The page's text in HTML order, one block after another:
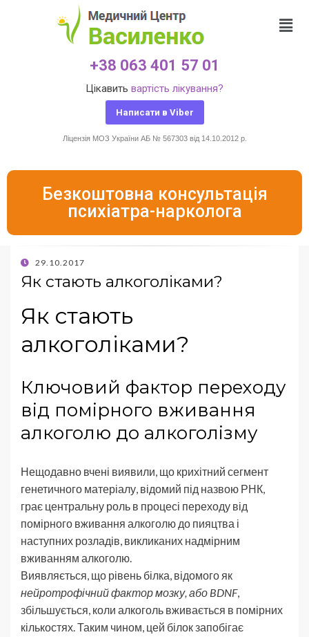
+38 063 401 57 01
Цікавить вартість лікування?
Написати в Viber
Ліцензія МОЗ України АБ № 567303 від 14.10.2012 р.
Безкоштовна консультація
психіатра-нарколога
29.10.2017
Як стають алкоголіками?
Як стають
алкоголіками?
Ключовий фактор переходу
від помірного вживання
алкоголю до алкоголізму
Нещодавно вчені виявили, що крихітний сегмент
генетичного матеріалу, відомий під назвою РНК,
грає центральну роль в процесі переходу від
помірного вживання алкоголю до пияцтва і
наступних розладів, викликаних надмірним
вживанням алкоголю.
Виявляється, що рівень білка, відомого як
нейротрофічний фактор мозку, або BDNF,
збільшується, коли алкоголь вживається в помірних
кількостях. Таким чином, цей білок запобігає